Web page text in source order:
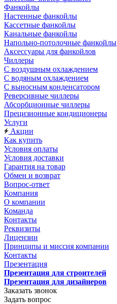
Фанкойлы
Настенные фанкойлы
Кассетные фанкойлы
Канальные фанкойлы
Напольно-потолочные фанкойлы
Аксессуары для фанкойлов
Чиллеры
С воздушным охлаждением
С водяным охлаждением
С выносным конденсатором
Реверсивные чиллеры
Абсорбционные чиллеры
Прецизионные кондиционеры
Услуги
Акции
Как купить
Условия оплаты
Условия доставки
Гарантия на товар
Обмен и возврат
Вопрос-ответ
Компания
О компании
Команда
Контакты
Реквизиты
Лицензии
Принципы и миссия компании
Контакты
Презентация
Презентация для строителей
Презентация для дизайнеров
Заказать звонок
Задать вопрос